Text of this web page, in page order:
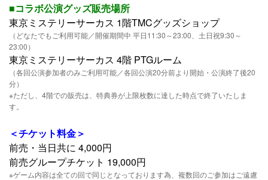
■コラボ公演グッズ販売場所
東京ミステリーサーカス 1階TMCグッズショップ
（どなたでもご利用可能／開催期間中 平日11:30～23:00、土日祝9:30～
23:00）
東京ミステリーサーカス 4階 PTGルーム
（各回公演参加者のみご利用可能／各回公演20分前より開始・公演終了後20
分）
※ただし、4階での販売は、特典券が上限枚数に達した時点で終了いたしま
す。
＜チケット料金＞
前売・当日共に 4,000円
前売グループチケット 19,000円
※ゲーム内容は全ての回で同じとなっております為、複数回のご参加はご遠慮